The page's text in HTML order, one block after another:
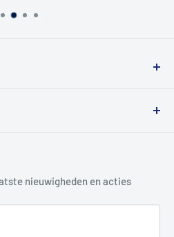
nieuwigheden en acties